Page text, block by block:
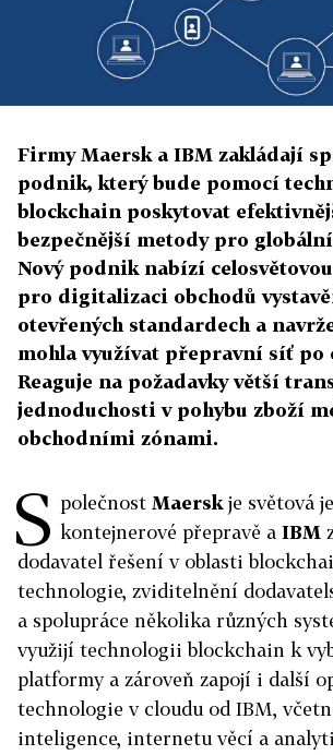
Firmy Maersk a IBM zakládají
podnik, který bude pomocí
blockchain poskytovat
bezpečnější metody pro
Nový podnik nabízí
pro digitalizaci obchodů
otevřených standardech a
mohla využívat přepravní síť po
Reaguje na požadavky větší
jednoduchosti v pohybu zboží
obchodními zónami.
S polečnost Maersk je světová
kontejnerové přepravě a IBM
dodavatel řešení v oblasti
technologie, zviditelnění
a spolupráce několika různých
využijí technologii blockchain k
platformy a zároveň zapojí i další
technologie v cloudu od IBM,
inteligence, internetu věcí a